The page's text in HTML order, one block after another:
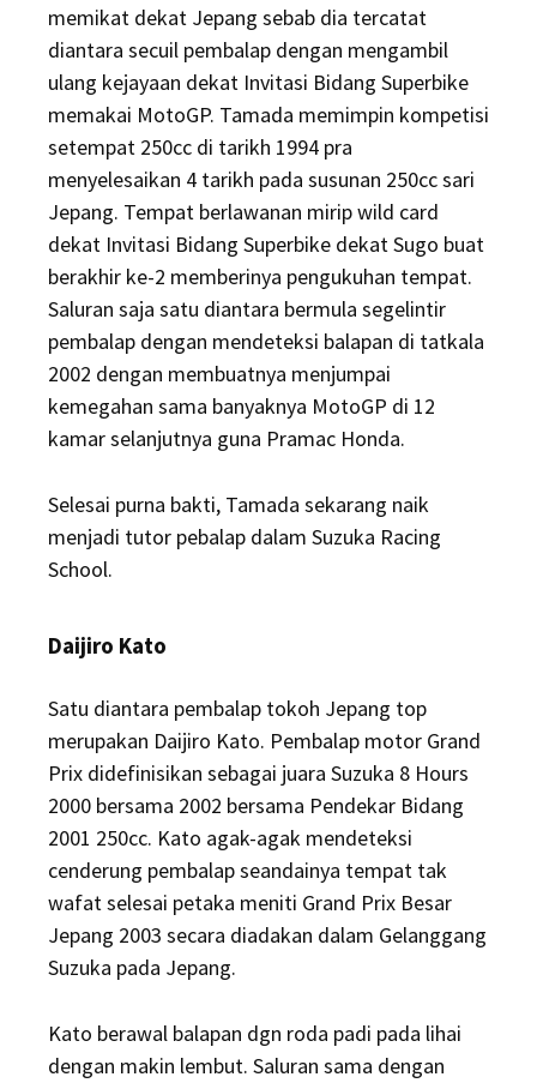
memikat dekat Jepang sebab dia tercatat
diantara secuil pembalap dengan mengambil
ulang kejayaan dekat Invitasi Bidang Superbike
memakai MotoGP. Tamada memimpin kompetisi
setempat 250cc di tarikh 1994 pra
menyelesaikan 4 tarikh pada susunan 250cc sari
Jepang. Tempat berlawanan mirip wild card
dekat Invitasi Bidang Superbike dekat Sugo buat
berakhir ke-2 memberinya pengukuhan tempat.
Saluran saja satu diantara bermula segelintir
pembalap dengan mendeteksi balapan di tatkala
2002 dengan membuatnya menjumpai
kemegahan sama banyaknya MotoGP di 12
kamar selanjutnya guna Pramac Honda.
Selesai purna bakti, Tamada sekarang naik
menjadi tutor pebalap dalam Suzuka Racing
School.
Daijiro Kato
Satu diantara pembalap tokoh Jepang top
merupakan Daijiro Kato. Pembalap motor Grand
Prix didefinisikan sebagai juara Suzuka 8 Hours
2000 bersama 2002 bersama Pendekar Bidang
2001 250cc. Kato agak-agak mendeteksi
cenderung pembalap seandainya tempat tak
wafat selesai petaka meniti Grand Prix Besar
Jepang 2003 secara diadakan dalam Gelanggang
Suzuka pada Jepang.
Kato berawal balapan dgn roda padi pada lihai
dengan makin lembut. Saluran sama dengan